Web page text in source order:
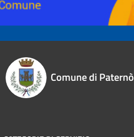
Comune di Paternò